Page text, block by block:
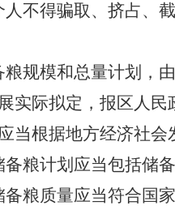
不得骗取、挤占、
规模和总量计划，
实际拟定，报区人民
当根据地方经济社会
粮计划应当包括储
粮质量应当符合国